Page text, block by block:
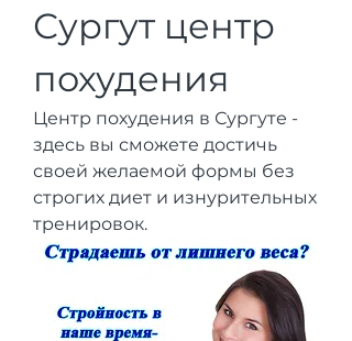
Сургут центр
похудения
Центр похудения в Сургуте -
здесь вы сможете достичь
своей желаемой формы без
строгих диет и изнурительных
тренировок.